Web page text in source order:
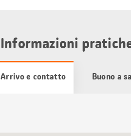
Informazioni
Arrivo e contatto Buono a